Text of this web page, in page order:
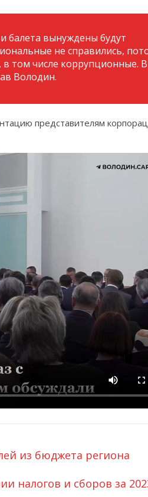
балета вынуждены будут
не справились,
том числе коррупционные. В
Володин.
представителям
из бюджета региона
налогов и сборов за